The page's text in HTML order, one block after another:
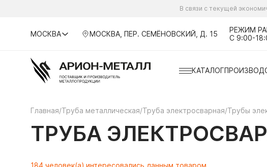
В связи с текущей
МОСКВА МОСКВА, ПЕР. СЕМЁНОВСКИЙ, Д. 15
РЕЖИМ
С 9:00-
КАТАЛОГ
Главная/Труба металлическая/Труба электросварная/Трубы
ТРУБА
184 человек(а) интересовались данным товаром